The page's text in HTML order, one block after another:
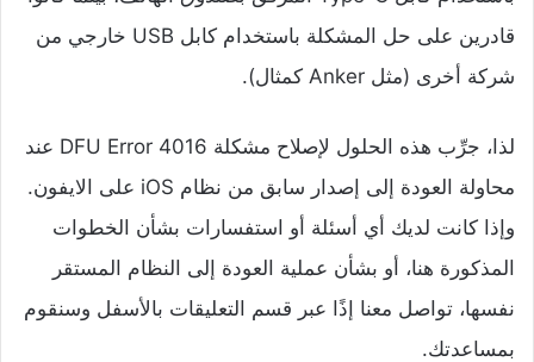
قادرين على حل المشكلة باستخدام كابل USB خارجي من
شركة أخرى (مثل Anker كمثال).
لذا، جرِّب هذه الحلول لإصلاح مشكلة DFU Error 4016 عند
محاولة العودة إلى إصدار سابق من نظام iOS على الايفون.
وإذا كانت لديك أي أسئلة أو استفسارات بشأن الخطوات
المذكورة هنا، أو بشأن عملية العودة إلى النظام المستقر
نفسها، تواصل معنا إذًا عبر قسم التعليقات بالأسفل وسنقوم
بمساعدتك.